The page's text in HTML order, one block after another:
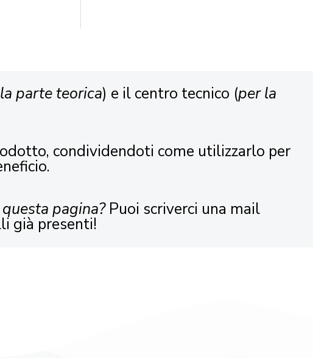
parte teorica) e il centro tecnico (per la
condividendoti come utilizzarlo per
pagina?Puoi scriverci una mail
già presenti!